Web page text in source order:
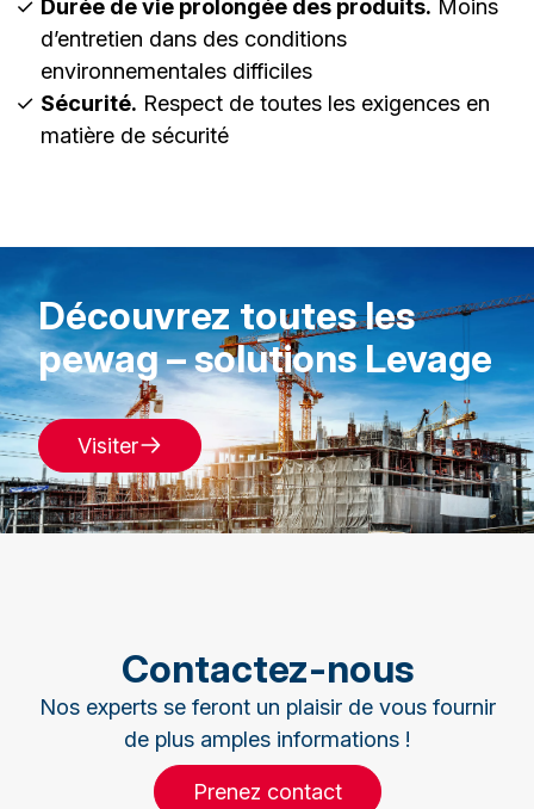
Durée de vie prolongée des produits. Moins
d’entretien dans des conditions
environnementales difficiles
Sécurité. Respect de toutes les exigences en
matière de sécurité
Découvrez toutes les
pewag – solutions Levage
Visiter
Contactez-nous
Nos experts se feront un plaisir de vous fournir
de plus amples informations !
Prenez contact